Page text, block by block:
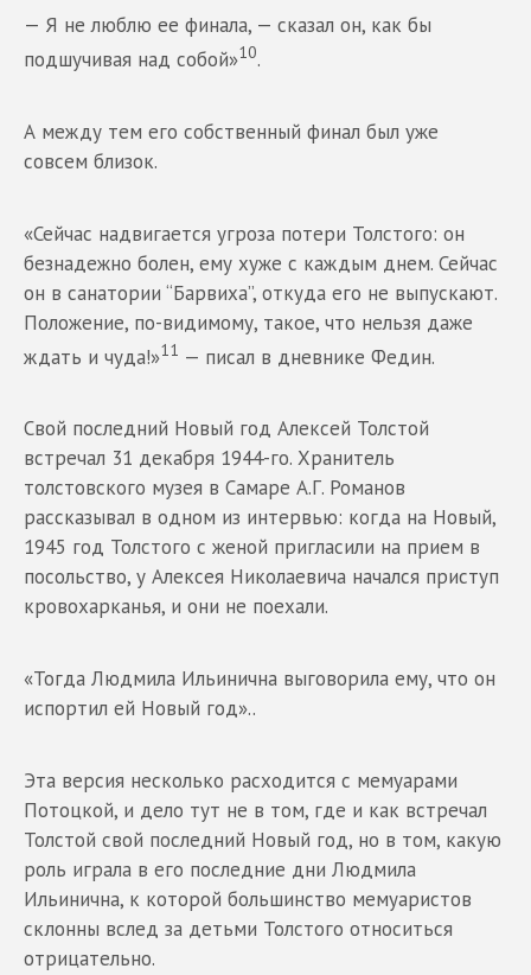
— Я не люблю ее финала, — сказал он, как бы
подшучивая над собой»10.
А между тем его собственный финал был уже
совсем близок.
«Сейчас надвигается угроза потери Толстого: он
безнадежно болен, ему хуже с каждым днем. Сейчас
он в санатории “Барвиха”, откуда его не выпускают.
Положение, по-видимому, такое, что нельзя даже
ждать и чуда!»11 — писал в дневнике Федин.
Свой последний Новый год Алексей Толстой
встречал 31 декабря 1944-го. Хранитель
толстовского музея в Самаре А.Г. Романов
рассказывал в одном из интервью: когда на Новый,
1945 год Толстого с женой пригласили на прием в
посольство, у Алексея Николаевича начался приступ
кровохарканья, и они не поехали.
«Тогда Людмила Ильинична выговорила ему, что он
испортил ей Новый год»..
Эта версия несколько расходится с мемуарами
Потоцкой, и дело тут не в том, где и как встречал
Толстой свой последний Новый год, но в том, какую
роль играла в его последние дни Людмила
Ильинична, к которой большинство мемуаристов
склонны вслед за детьми Толстого относиться
отрицательно.